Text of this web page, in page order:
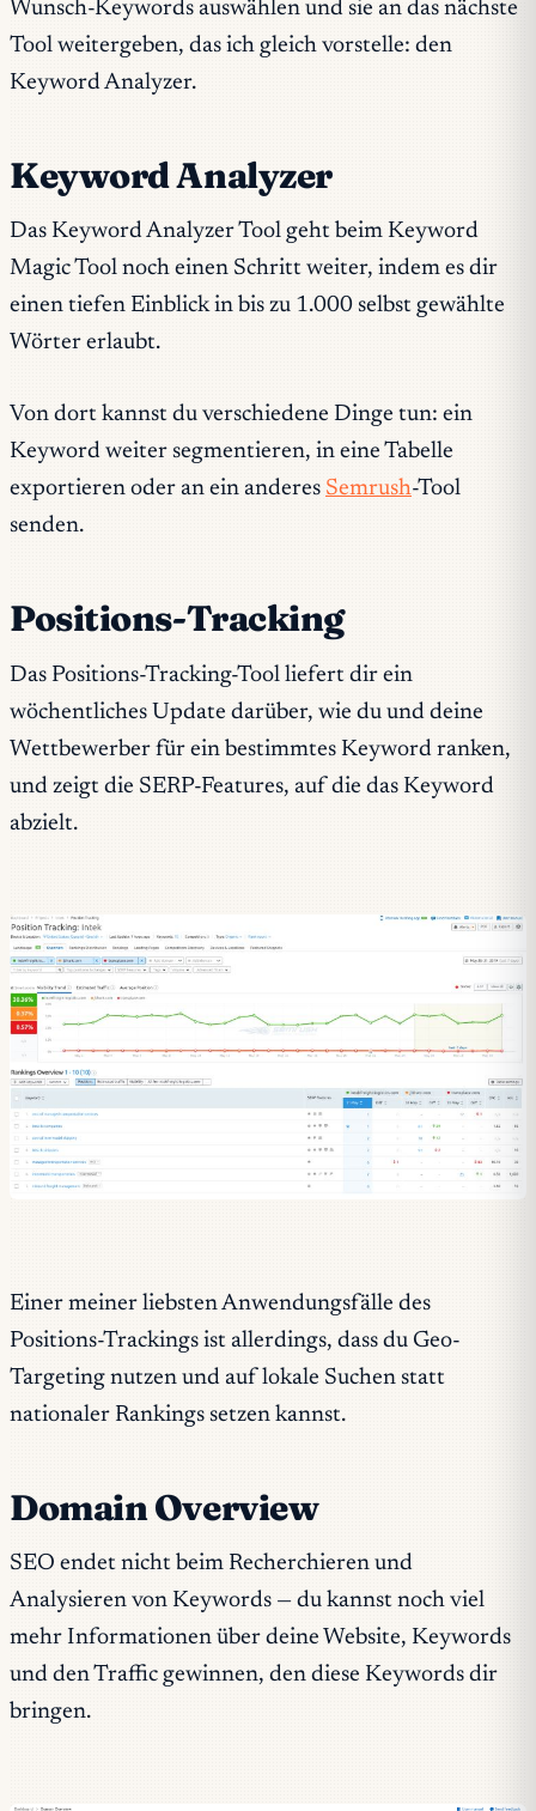
Wunsch-Keywords auswählen und sie an das nächste
Tool weitergeben, das ich gleich vorstelle: den
Keyword Analyzer.
Keyword Analyzer
Das Keyword Analyzer Tool geht beim Keyword
Magic Tool noch einen Schritt weiter, indem es dir
einen tiefen Einblick in bis zu 1.000 selbst gewählte
Wörter erlaubt.
Von dort kannst du verschiedene Dinge tun: ein
Keyword weiter segmentieren, in eine Tabelle
exportieren oder an ein anderes Semrush-Tool
senden.
Positions-Tracking
Das Positions-Tracking-Tool liefert dir ein
wöchentliches Update darüber, wie du und deine
Wettbewerber für ein bestimmtes Keyword ranken,
und zeigt die SERP-Features, auf die das Keyword
abzielt.
Einer meiner liebsten Anwendungsfälle des
Positions-Trackings ist allerdings, dass du Geo-
Targeting nutzen und auf lokale Suchen statt
nationaler Rankings setzen kannst.
Domain Overview
SEO endet nicht beim Recherchieren und
Analysieren von Keywords — du kannst noch viel
mehr Informationen über deine Website, Keywords
und den Traffic gewinnen, den diese Keywords dir
bringen.